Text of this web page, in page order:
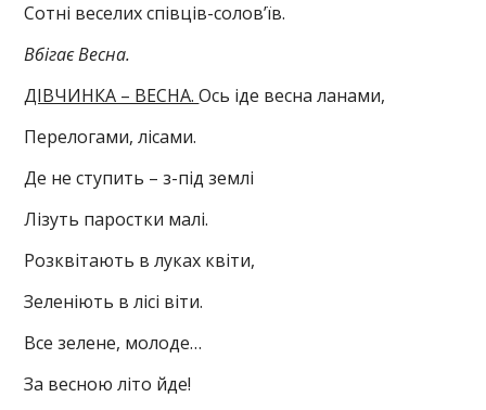
Сотні веселих співців-солов’їв.
Вбігає Весна.
ДІВЧИНКА – ВЕСНА.Ось іде весна ланами,
Перелогами, лісами.
Де не ступить – з-під землі
Лізуть паростки малі.
Розквітають в луках квіти,
Зеленіють в лісі віти.
Все зелене, молоде…
За весною літо йде!